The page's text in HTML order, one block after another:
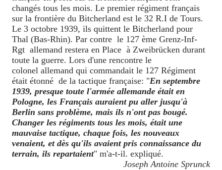
changés tous les mois. Le premier régiment français
sur la frontière du Bitcherland est le 32 R.I de Tours.
Le 3 octobre 1939, ils quittent le Bitcherland pour
Thal (Bas-Rhin). Par contre le 127 ème Grenz-Inf-
Rgt allemand restera en Place à Zweibrücken durant
toute la guerre. Lors d'une rencontre le
colonel allemand qui commandait le 127 Régiment
était étonné de la tactique française: "En septembre
1939, presque toute l'armée allemande était en
Pologne, les Français auraient pu aller jusqu'à
Berlin sans problème, mais ils n'ont pas bougé.
Changer les régiments tous les mois, était une
mauvaise tactique, chaque fois, les nouveaux
venaient, et dès qu'ils avaient pris connaissance du
terrain, ils repartaient" m'a-t-il. expliqué.
Joseph Antoine Sprunck